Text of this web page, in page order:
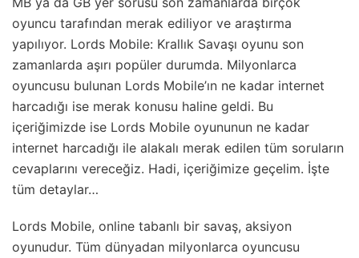
oyuncu tarafından merak ediliyor ve araştırma
yapılıyor. Lords Mobile: Krallık Savaşı oyunu son
zamanlarda aşırı popüler durumda. Milyonlarca
oyuncusu bulunan Lords Mobile’ın ne kadar internet
harcadığı ise merak konusu haline geldi. Bu
içeriğimizde ise Lords Mobile oyununun ne kadar
internet harcadığı ile alakalı merak edilen tüm soruların
cevaplarını vereceğiz. Hadi, içeriğimize geçelim. İşte
tüm detaylar…
Lords Mobile, online tabanlı bir savaş, aksiyon
oyunudur. Tüm dünyadan milyonlarca oyuncusu